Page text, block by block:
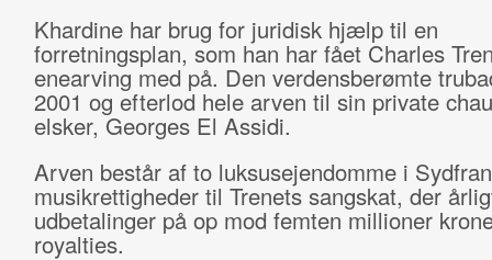
Khardine har brug for juridisk hjælp til en
forretningsplan, som han har fået Charles
enearving med på. Den verdensberømte
2001 og efterlod hele arven til sin private
elsker, Georges El Assidi.
Arven består af to luksusejendomme i
musikrettigheder til Trenets sangskat, der
udbetalinger på op mod femten millioner
royalties.